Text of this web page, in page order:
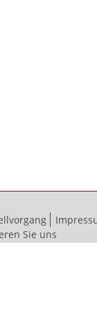
Sie uns